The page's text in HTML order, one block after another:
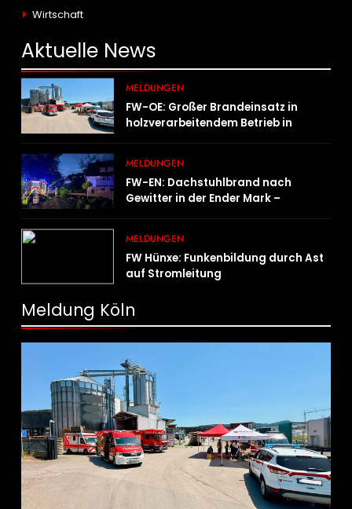
Wirtschaft
Aktuelle News
MELDUNGEN
FW-OE: Großer Brandeinsatz in
holzverarbeitendem Betrieb in
MELDUNGEN
FW-EN: Dachstuhlbrand nach
Gewitter in der Ender Mark –
MELDUNGEN
FW Hünxe: Funkenbildung durch Ast
auf Stromleitung
Meldung Köln